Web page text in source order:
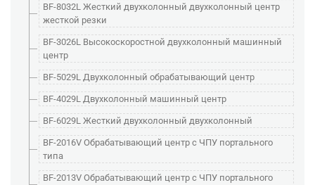
BF-8032L Жесткий двухколонный двухколонный центр
жесткой резки
BF-3026L Высокоскоростной двухколонный машинный
центр
BF-5029L Двухколонный обрабатывающий центр
BF-4029L Двухколонный машинный центр
BF-6029L Жесткий двухколонный двухколонный
BF-2016V Обрабатывающий центр с ЧПУ портального
типа
BF-2013V Обрабатывающий центр с ЧПУ портального